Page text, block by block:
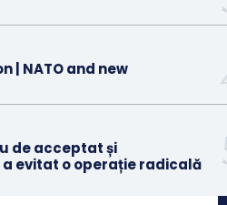
| NATO and new
de acceptat și
evitat o operație radicală